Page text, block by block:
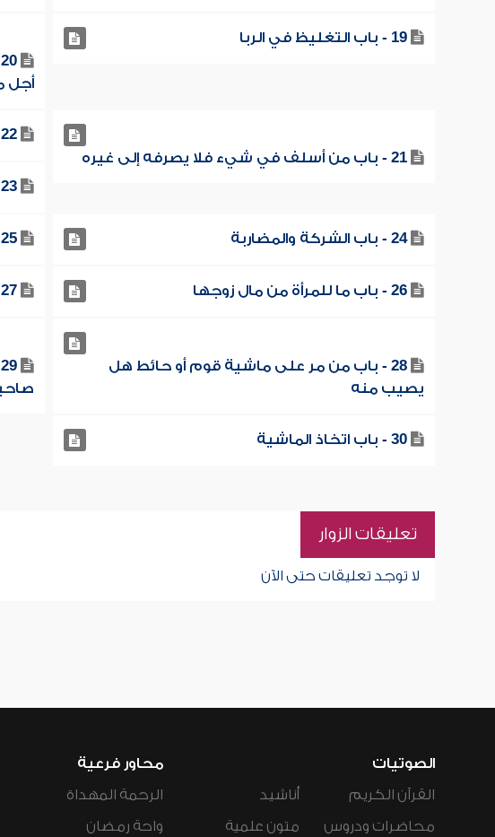
19 - باب التغليظ في الربا
أجل
21 - باب من أسلف في شيء فلا يصرفه إلى غيره
22 - باب إذا أسلم في نخل بعينه لم يطلع
23 - باب السلم في الحيوان
24 - باب الشركة والمضاربة 25 - باب ما للرجل من مال ولده
26 - باب ما للمرأة من مال زوجها 27 - باب ما للعبد أن يعطي ويتصدق
28 - باب من مر على ماشية قوم أو حائط هل
يصيب منه
30 - باب اتخاذ الماشية
تعليقات الزوار
لا توجد تعليقات حتى الآن
الصوتيات
القرآن الكريم
محاضرات ودروس
أناشيد
متون علمية
محاور فرعية
الرحمة المهداة
واحة رمضان